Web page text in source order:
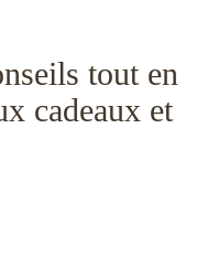
tout en
cadeaux et